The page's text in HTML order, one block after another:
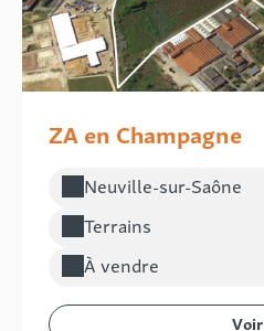
ZA en Champagne
Localisation :
Neuville-sur-Saône
Type de bien :
Terrains
À vendre
Voir